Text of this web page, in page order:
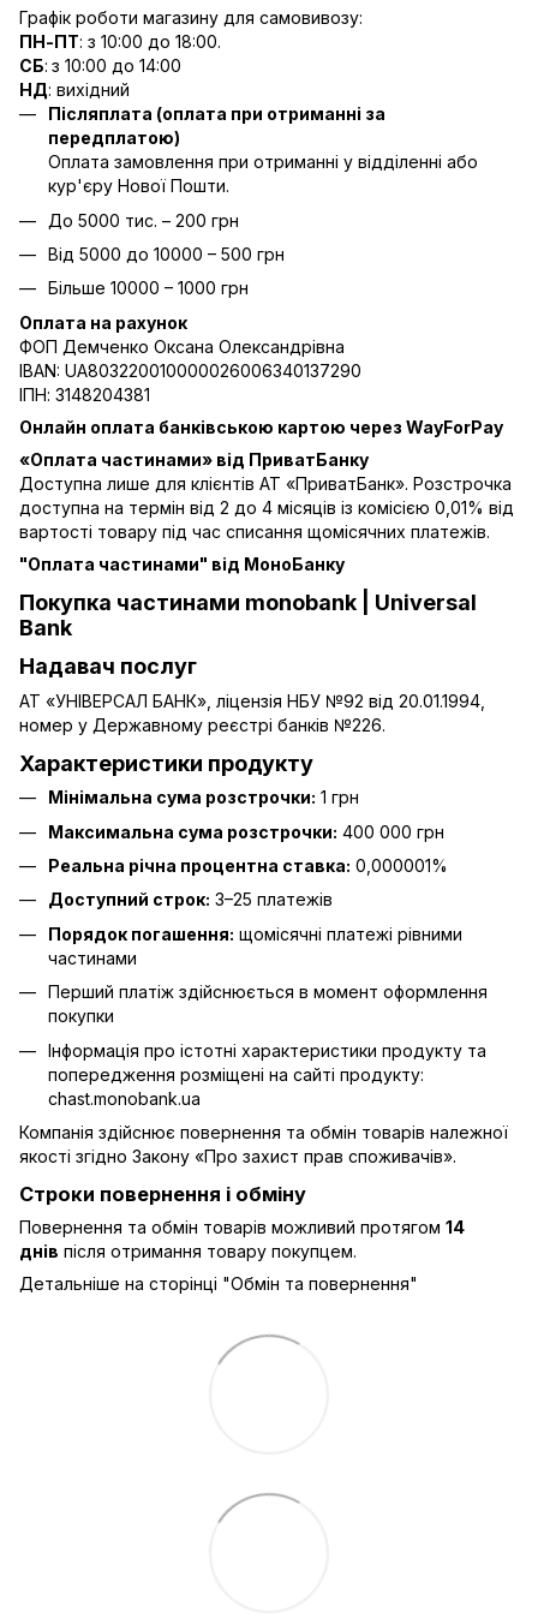
Графік роботи магазину для самовивозу:
ПН-ПТ: з 10:00 до 18:00.
СБ: з 10:00 до 14:00
НД: вихідний
Післяплата (оплата при отриманні за
передплатою)
Оплата замовлення при отриманні у відділенні або
кур'єру Нової Пошти.
До 5000 тис. – 200 грн
Від 5000 до 10000 – 500 грн
Більше 10000 – 1000 грн
Оплата на рахунок
ФОП Демченко Оксана Олександрівна
IBAN: UA803220010000026006340137290
ІПН: 3148204381
Онлайн оплата банківською картою через WayForPay
«Оплата частинами» від ПриватБанку
Доступна лише для клієнтів АТ «ПриватБанк». Розстрочка
доступна на термін від 2 до 4 місяців із комісією 0,01% від
вартості товару під час списання щомісячних платежів.
"Оплата частинами" від МоноБанку
Покупка частинами monobank | Universal
Bank
Надавач послуг
АТ «УНІВЕРСАЛ БАНК», ліцензія НБУ №92 від 20.01.1994,
номер у Державному реєстрі банків №226.
Характеристики продукту
Мінімальна сума розстрочки: 1 грн
Максимальна сума розстрочки: 400 000 грн
Реальна річна процентна ставка: 0,000001%
Доступний строк: 3–25 платежів
Порядок погашення: щомісячні платежі рівними
частинами
Перший платіж здійснюється в момент оформлення
покупки
Інформація про істотні характеристики продукту та
попередження розміщені на сайті продукту:
chast.monobank.ua
Компанія здійснює повернення та обмін товарів належної
якості згідно Закону «Про захист прав споживачів».
Строки повернення і обміну
Повернення та обмін товарів можливий протягом 14
днів після отримання товару покупцем.
Детальніше на сторінці "Обмін та повернення"